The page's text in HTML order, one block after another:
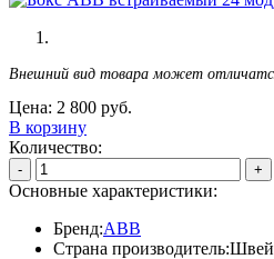
Внешний вид товара может
Цена: 2 800 руб.
В корзину
Количество:
- +
Основные характеристики:
Бренд:ABB
Страна производитель: